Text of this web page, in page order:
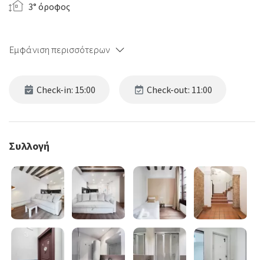
3° όροφος
Εμφάνιση περισσότερων
Check-in: 15:00 Check-out: 11:00
Συλλογή